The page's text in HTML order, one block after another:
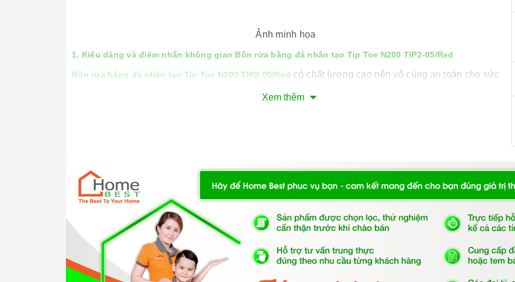
Ảnh minh họa
1. Kiểu dáng và điểm nhấn không gian Bồn rửa bằng đá nhân tạo Tip Toe N200 TIP2-05/Red
Bồn rửa bằng đá nhân tạo Tip Toe N200 TIP2-05/Red có chất lượng cao nên vô cùng an toàn cho sức
người dùng đồng thời có thể dễ dàng vệ sinh bằng xà phòng rửa chén để chậu rửa luôn được
sáng bóng cho căn bếp của bạn luôn trong trạng thái sạch sẽ.
Xem thêm